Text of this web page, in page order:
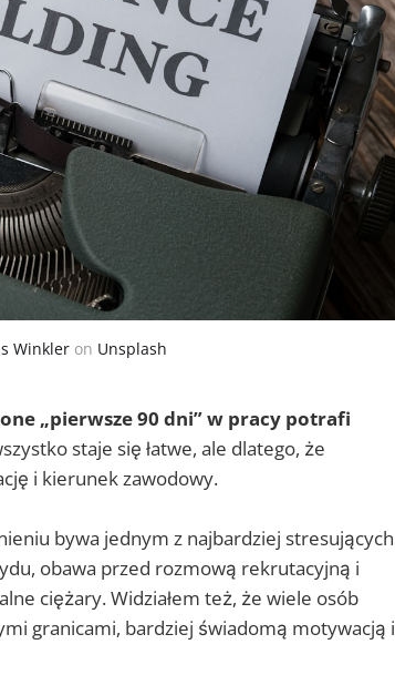
Winkleron Unsplash
„pierwsze 90 dni” w pracy potrafi
staje się łatwe, ale dlatego, że
i kierunek zawodowy.
bywa jednym z najbardziej stresujących
obawa przed rozmową rekrutacyjną i
ciężary. Widziałem też, że wiele osób
granicami, bardziej świadomą motywacją i